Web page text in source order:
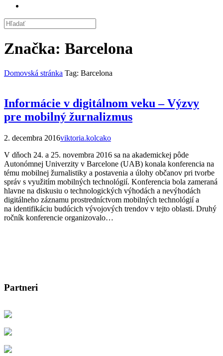
Značka: Barcelona
Domovská stránka Tag: Barcelona
Informácie v digitálnom veku – Výzvy
pre mobilný žurnalizmus
2. decembra 2016viktoria.kolcako
V dňoch 24. a 25. novembra 2016 sa na akademickej pôde
Autonómnej Univerzity v Barcelone (UAB) konala konferencia na
tému mobilnej žurnalistiky a postavenia a úlohy občanov pri tvorbe
správ s využitím mobilných technológií. Konferencia bola zameraná
hlavne na diskusiu o technologických výhodách a nevýhodách
digitálneho záznamu prostredníctvom mobilných technológií a
na identifikáciu budúcich vývojových trendov v tejto oblasti. Druhý
ročník konferencie organizovalo…
Partneri